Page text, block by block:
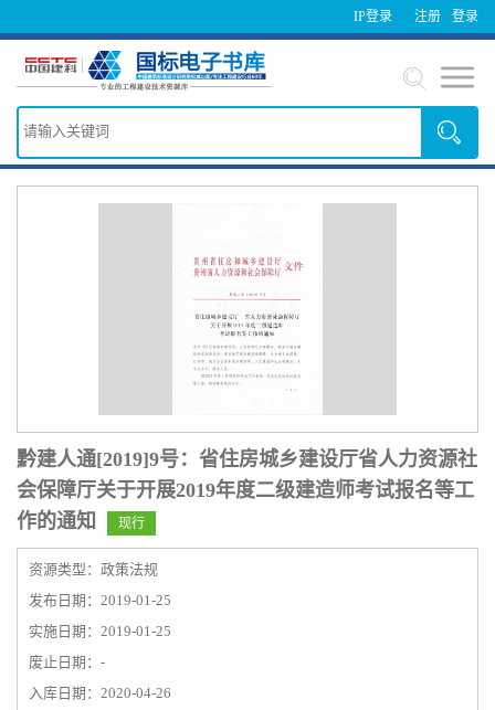
IP登录 登录
注册
黔建人通[2019]9号：省住房城乡建设厅省人力资源社
会保障厅关于开展2019年度二级建造师考试报名等工
作的通知
现行
资源类型：政策法规
发布日期：2019-01-25
实施日期：2019-01-25
废止日期：-
入库日期：2020-04-26